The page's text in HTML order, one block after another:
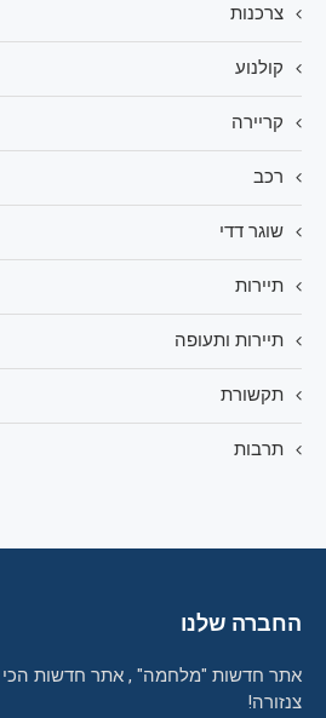
צרכנות
קולנוע
קריירה
רכב
שוגר דדי
תיירות
תיירות ותעופה
תקשורת
תרבות
החברה שלנו
אתר חדשות "מלחמה" , אתר חדשות הכי
צנזורה!